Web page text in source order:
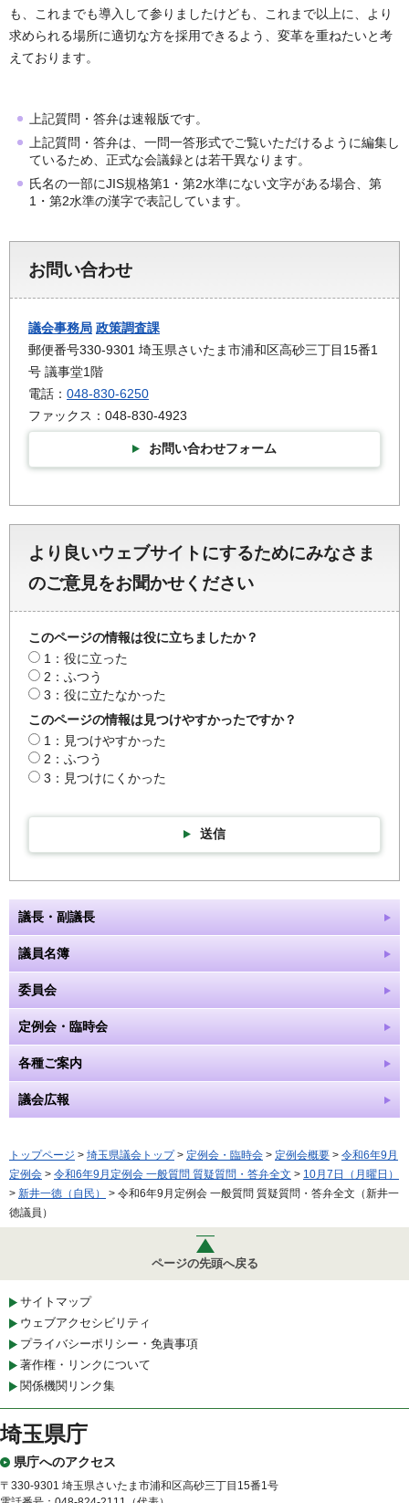
も、これまでも導入して参りましたけども、これまで以上に、より
求められる場所に適切な方を採用できるよう、変革を重ねたいと考
えております。
上記質問・答弁は速報版です。
上記質問・答弁は、一問一答形式でご覧いただけるように編集し
ているため、正式な会議録とは若干異なります。
氏名の一部にJIS規格第1・第2水準にない文字がある場合、第
1・第2水準の漢字で表記しています。
お問い合わせ
議会事務局 政策調査課
郵便番号330-9301 埼玉県さいたま市浦和区高砂三丁目15番1
号 議事堂1階
電話： 048-830-6250
ファックス：048-830-4923
お問い合わせフォーム
より良いウェブサイトにするためにみなさま
のご意見をお聞かせください
このページの情報は役に立ちましたか？
1：役に立った
2：ふつう
3：役に立たなかった
このページの情報は見つけやすかったですか？
1：見つけやすかった
2：ふつう
3：見つけにくかった
送信
議長・副議長
議員名簿
委員会
定例会・臨時会
各種ご案内
議会広報
トップページ > 埼玉県議会トップ> 定例会・臨時会 > 定例会概要 > 令和6年9月
定例会 > 令和6年9月定例会 一般質問 質疑質問・答弁全文 > 10月7日（月曜日）
> 新井一徳（自民）
> 令和6年9月定例会 一般質問 質疑質問・答弁全文（新井一
徳議員）
ページの先頭へ戻る
サイトマップ
ウェブアクセシビリティ
プライバシーポリシー・免責事項
著作権・リンクについて
関係機関リンク集
埼玉県庁
県庁へのアクセス
〒330-9301 埼玉県さいたま市浦和区高砂三丁目15番1号